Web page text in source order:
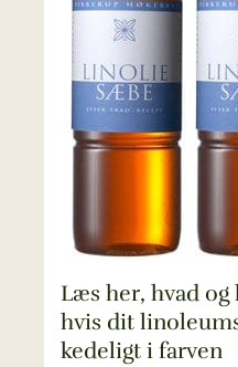
Læs her, hvad og
hvis dit
kedeligt i farven